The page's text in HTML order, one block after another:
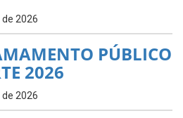
2026
PÚBLICO
2026
2026